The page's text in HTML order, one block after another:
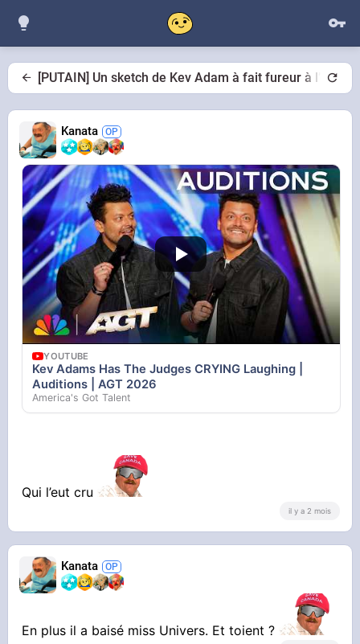
[PUTAIN] Un sketch de Kev Adam à fait fureur à
Kanata
YOUTUBE
Kev Adams Has The Judges CRYING Laughing |
Auditions | AGT 2026
America's Got Talent
Qui l’eut cru
il y a 2 mois
Kanata
En plus il a baisé miss Univers. Et toient ?